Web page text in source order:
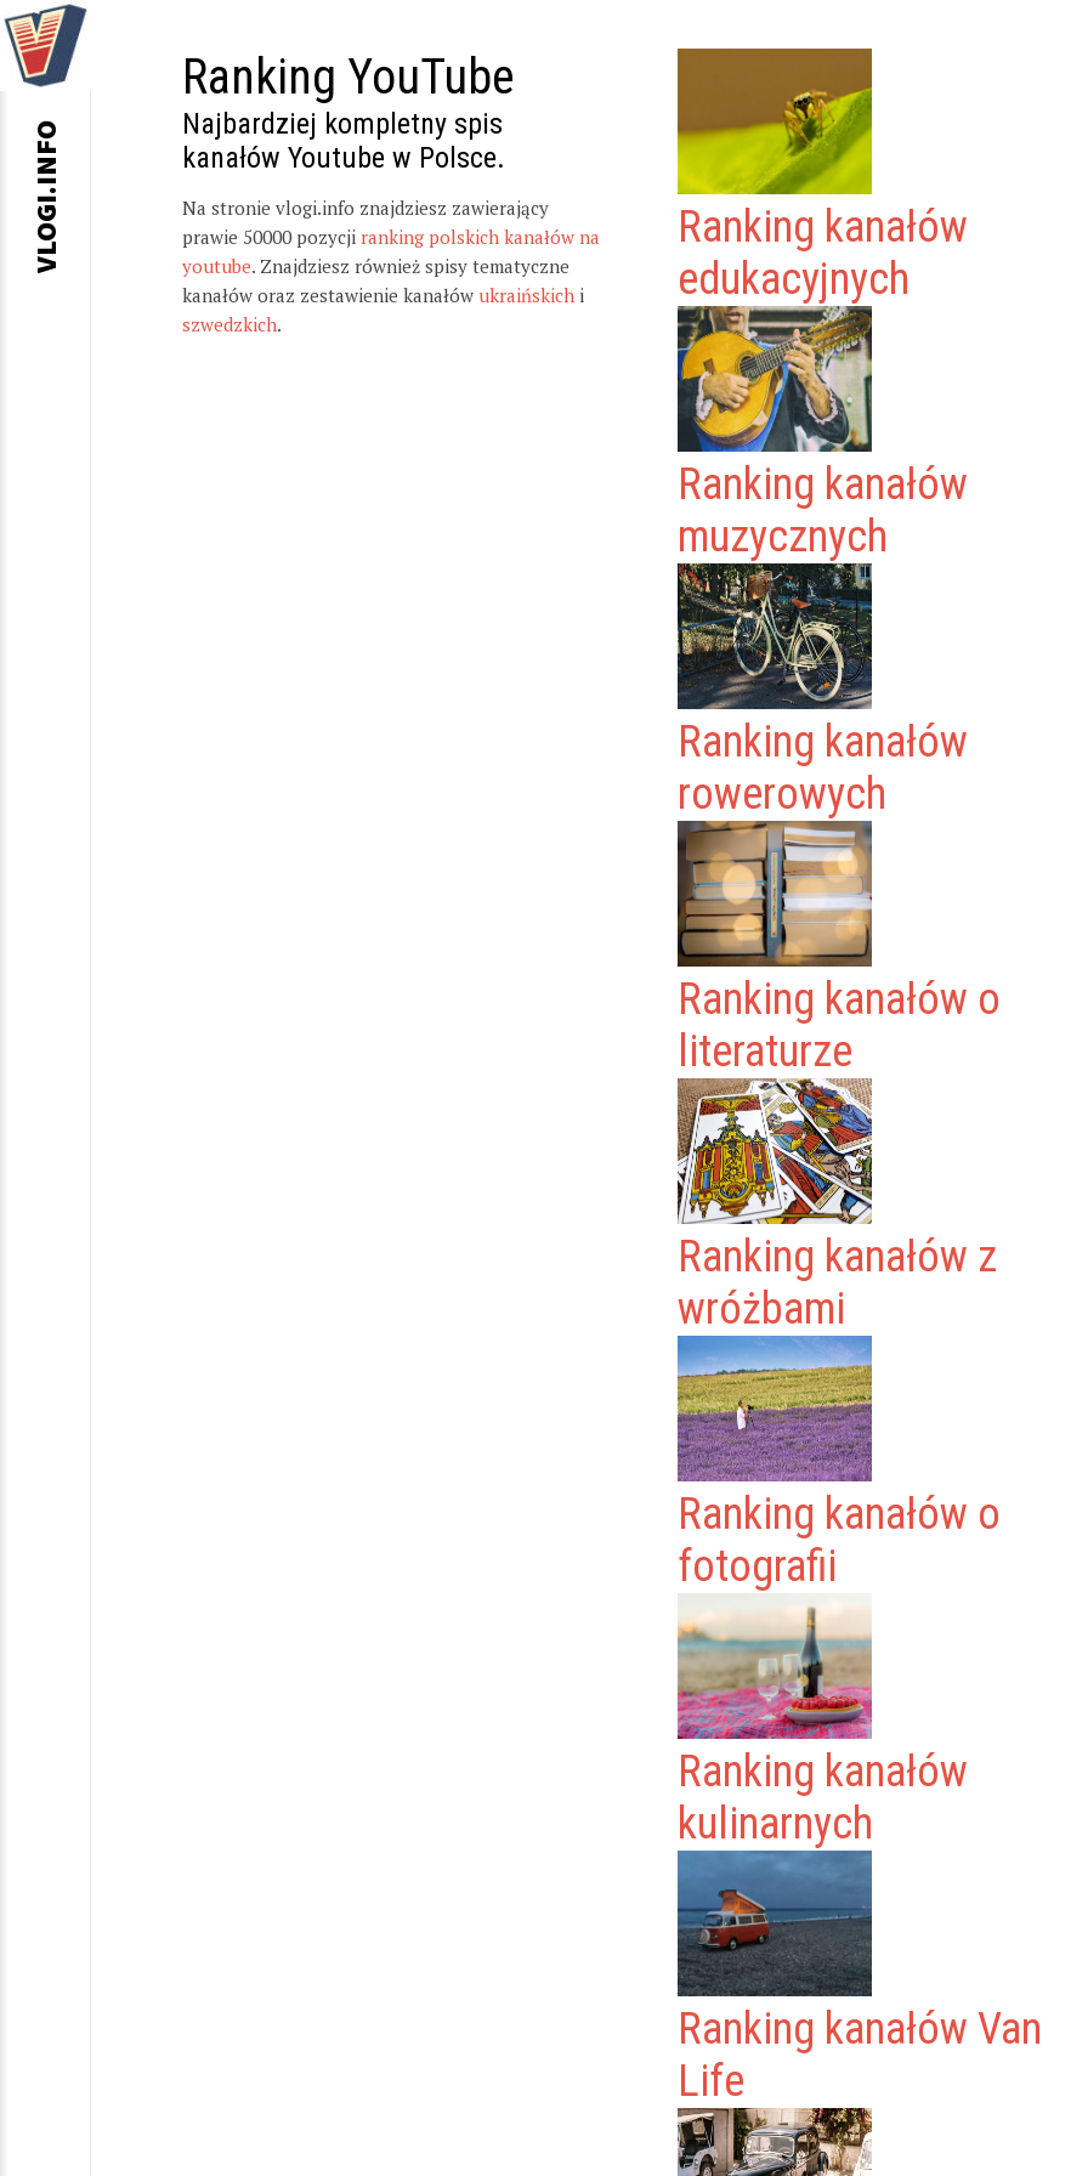
Ranking YouTube
Najbardziej kompletny spis
kanałów Youtube w Polsce.
Na stronie vlogi.info znajdziesz zawierający
prawie 50000 pozycji ranking polskich kanałów na
youtube. Znajdziesz również spisy tematyczne
kanałów oraz zestawienie kanałów ukraińskich i
szwedzkich.
Ranking kanałów
edukacyjnych
Ranking kanałów
muzycznych
Ranking kanałów
rowerowych
Ranking kanałów o
literaturze
Ranking kanałów z
wróżbami
Ranking kanałów o
fotografii
Ranking kanałów
kulinarnych
Ranking kanałów Van
Life
VLOGI.INFO